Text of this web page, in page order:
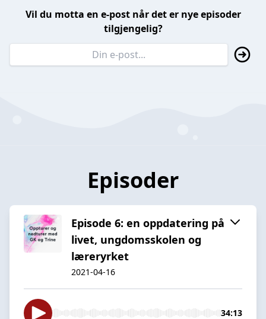
Vil du motta en e-post når det er nye episoder
tilgjengelig?
Episoder
Episode 6: en oppdatering på
livet, ungdomsskolen og
læreryrket
2021-04-16
34:13